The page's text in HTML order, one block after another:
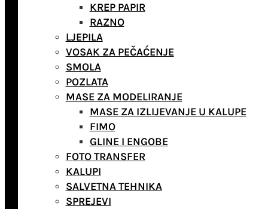
KREP PAPIR
RAZNO
LJEPILA
VOSAK ZA PEČAĆENJE
SMOLA
POZLATA
MASE ZA MODELIRANJE
MASE ZA IZLIJEVANJE U KALUPE
FIMO
GLINE I ENGOBE
FOTO TRANSFER
KALUPI
SALVETNA TEHNIKA
SPREJEVI